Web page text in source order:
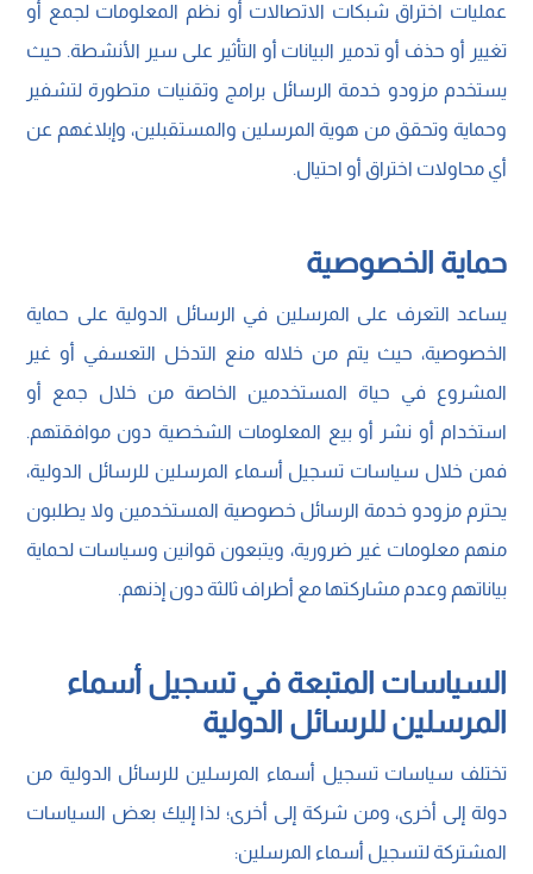
عمليات اختراق شبكات الاتصالات أو نظم المعلومات لجمع أو
تغيير أو حذف أو تدمير البيانات أو التأثير على سير الأنشطة. حيث
يستخدم مزودو خدمة الرسائل برامج وتقنيات متطورة لتشفير
وحماية وتحقق من هوية المرسلين والمستقبلين، وإبلاغهم عن
أي محاولات اختراق أو احتيال.
حماية الخصوصية
يساعد التعرف على المرسلين في الرسائل الدولية على حماية
الخصوصية، حيث يتم من خلاله منع التدخل التعسفي أو غير
المشروع في حياة المستخدمين الخاصة من خلال جمع أو
استخدام أو نشر أو بيع المعلومات الشخصية دون موافقتهم.
فمن خلال سياسات تسجيل أسماء المرسلين للرسائل الدولية،
يحترم مزودو خدمة الرسائل خصوصية المستخدمين ولا يطلبون
منهم معلومات غير ضرورية، ويتبعون قوانين وسياسات لحماية
بياناتهم وعدم مشاركتها مع أطراف ثالثة دون إذنهم.
السياسات المتبعة في تسجيل أسماء
المرسلين للرسائل الدولية
تختلف سياسات تسجيل أسماء المرسلين للرسائل الدولية من
دولة إلى أخرى، ومن شركة إلى أخرى؛ لذا إليك بعض السياسات
المشتركة لتسجيل أسماء المرسلين: